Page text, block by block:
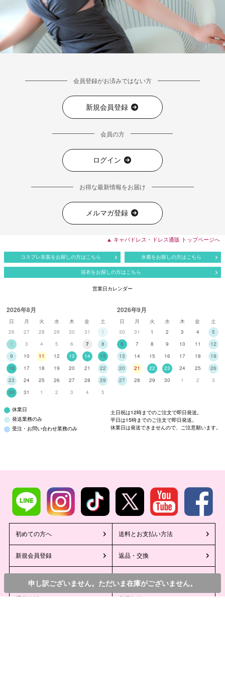
申し訳ございません。ただいま在庫がございません。
会員登録がお済みではない方
新規会員登録
会員の方
ログイン
お得な最新情報をお届け
メルマガ登録
▲ キャバドレス・ドレス通販 トップページへ
コスプレ衣装をお探しの方はこちら 水着をお探しの方はこちら
浴衣をお探しの方はこちら
営業日カレンダー
2026年8月
日 月 火 水 木 金
土
26
27 28 29 30 31
1
2
3 4 5 6 7
8
9
10 11 12 13 14
15
16
17 18 19 20 21
22
23
24 25 26 27 28
29
30
31 1 2 3 4 5
2026年9月
日 月 火 水 木 金
土
30
31 1 2 3 4
5
6
7 8 9 10 11
12
13
14 15 16 17 18
19
20
21 22 23 24 25
26
27
28 29 30 1 2 3
休業日
発送業務のみ
受注・お問い合わせ業務のみ
土日祝は12時までのご注文で即日発送。
平日は15時までのご注文で即日発送。
休業日は発送できませんので、ご注意願います。
初めての方へ 送料とお支払い方法
新規会員登録 返品・交換